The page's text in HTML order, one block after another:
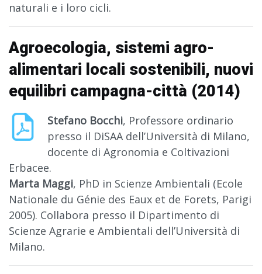
naturali e i loro cicli.
Agroecologia, sistemi agro-
alimentari locali sostenibili, nuovi
equilibri campagna-città (2014)
Stefano Bocchi, Professore ordinario
presso il DiSAA dell’Università di Milano,
docente di Agronomia e Coltivazioni
Erbacee.
Marta Maggi, PhD in Scienze Ambientali (Ecole
Nationale du Génie des Eaux et de Forets, Parigi
2005). Collabora presso il Dipartimento di
Scienze Agrarie e Ambientali dell’Università di
Milano.